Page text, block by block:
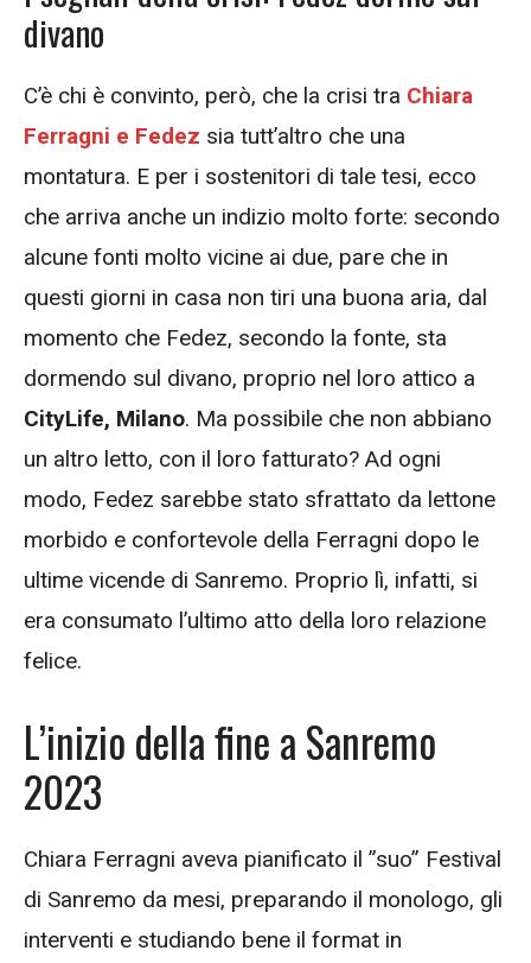
divano
C’è chi è convinto, però, che la crisi tra Chiara
Ferragni e Fedez sia tutt’altro che una
montatura. E per i sostenitori di tale tesi, ecco
che arriva anche un indizio molto forte: secondo
alcune fonti molto vicine ai due, pare che in
questi giorni in casa non tiri una buona aria, dal
momento che Fedez, secondo la fonte, sta
dormendo sul divano, proprio nel loro attico a
CityLife, Milano. Ma possibile che non abbiano
un altro letto, con il loro fatturato? Ad ogni
modo, Fedez sarebbe stato sfrattato da lettone
morbido e confortevole della Ferragni dopo le
ultime vicende di Sanremo. Proprio lì, infatti, si
era consumato l’ultimo atto della loro relazione
felice.
L’inizio della fine a Sanremo
2023
Chiara Ferragni aveva pianificato il ”suo” Festival
di Sanremo da mesi, preparando il monologo, gli
interventi e studiando bene il format in